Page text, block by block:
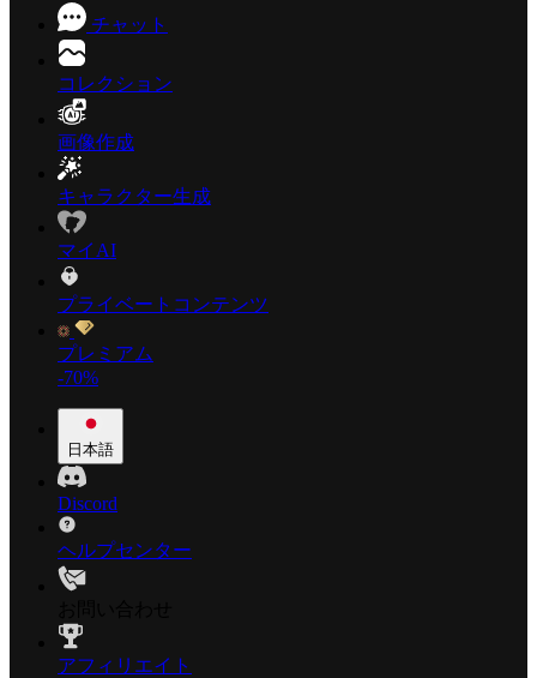
チャット
コレクション
画像作成
キャラクター生成
マイAI
プライベートコンテンツ
プレミアム
-70%
日本語
Discord
ヘルプセンター
アフィリエイト